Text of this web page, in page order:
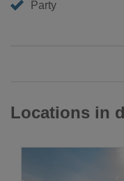
Party
Locations in